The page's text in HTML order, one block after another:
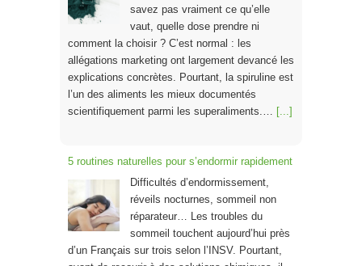
savez pas vraiment ce qu’elle
vaut, quelle dose prendre ni
comment la choisir ? C’est normal : les
allégations marketing ont largement devancé les
explications concrètes. Pourtant, la spiruline est
l’un des aliments les mieux documentés
scientifiquement parmi les superaliments.… [...]
5 routines naturelles pour s’endormir rapidement
Difficultés d’endormissement,
réveils nocturnes, sommeil non
réparateur… Les troubles du
sommeil touchent aujourd’hui près
d’un Français sur trois selon l’INSV. Pourtant,